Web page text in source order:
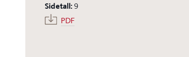
Sidetall:9
PDF